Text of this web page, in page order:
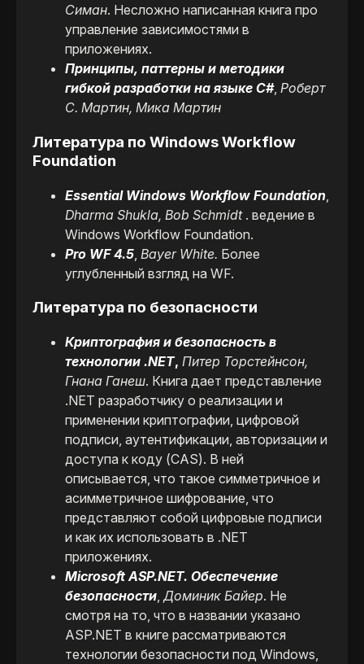
Симан. Несложно написанная книга про
управление зависимостями в
приложениях.
Принципы, паттерны и методики
гибкой разработки на языке C#, Роберт
С. Мартин, Мика Мартин
Литература по Windows Workflow
Foundation
Essential Windows Workflow Foundation
Dharma Shukla, Bob Schmidt. ведение в
Windows Workflow Foundation.
Pro WF 4.5 Bayer White. Более
углубленный взгляд на WF.
Литература по безопасности
Криптография и безопасность в
технологии .NET, Питер Торстейнсон,
Гнана Ганеш. Книга дает представление
.NET разработчику о реализации и
применении криптографии, цифровой
подписи, аутентификации, авторизации и
доступа к коду (CAS). В ней
описывается, что такое симметричное и
асимметричное шифрование, что
представляют собой цифровые подписи
и как их использовать в .NET
приложениях.
Microsoft ASP.NET. Обеспечение
безопасности, Доминик Байер. Не
смотря на то, что в названии указано
ASP.NET в книге рассматриваются
технологии безопасности под Windows,